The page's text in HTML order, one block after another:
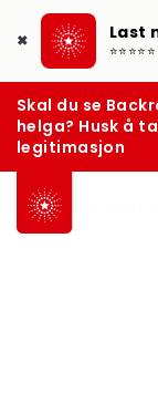
✖ Last
⭐⭐⭐⭐⭐
Skal du se
helga? Husk å
legitimasjon